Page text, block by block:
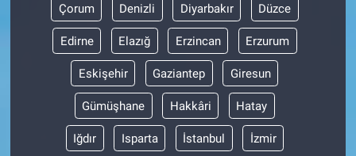
Çorum Denizli Diyarbakır Düzce
Edirne Elazığ Erzincan Erzurum
Eskişehir Gaziantep Giresun
Gümüşhane Hakkâri Hatay
Iğdır Isparta İstanbul İzmir